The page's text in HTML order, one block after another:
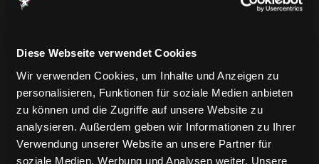
Diese Webseite verwendet Cookies
Wir verwenden Cookies, um Inhalte und Anzeigen zu
personalisieren, Funktionen für soziale Medien anbieten
zu können und die Zugriffe auf unsere Website zu
analysieren. Außerdem geben wir Informationen zu Ihrer
Verwendung unserer Website an unsere Partner für
soziale Medien, Werbung und Analysen weiter. Unsere